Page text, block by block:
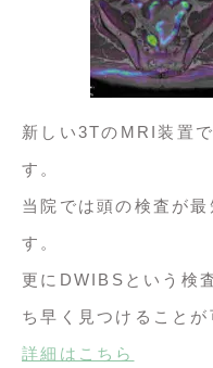
新しい3TのMRI装置
す。
当院では頭の検査が
す。
更にDWIBSという検
ち早く見つけることが
詳細はこちら